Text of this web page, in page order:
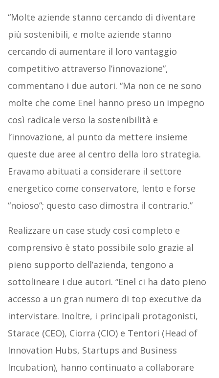
“Molte aziende stanno cercando di diventare
più sostenibili, e molte aziende stanno
cercando di aumentare il loro vantaggio
competitivo attraverso l’innovazione”,
commentano i due autori. “Ma non ce ne sono
molte che come Enel hanno preso un impegno
così radicale verso la sostenibilità e
l’innovazione, al punto da mettere insieme
queste due aree al centro della loro strategia.
Eravamo abituati a considerare il settore
energetico come conservatore, lento e forse
“noioso”; questo caso dimostra il contrario.”
Realizzare un case study così completo e
comprensivo è stato possibile solo grazie al
pieno supporto dell’azienda, tengono a
sottolineare i due autori. “Enel ci ha dato pieno
accesso a un gran numero di top executive da
intervistare. Inoltre, i principali protagonisti,
Starace (CEO), Ciorra (CIO) e Tentori (Head of
Innovation Hubs, Startups and Business
Incubation), hanno continuato a collaborare